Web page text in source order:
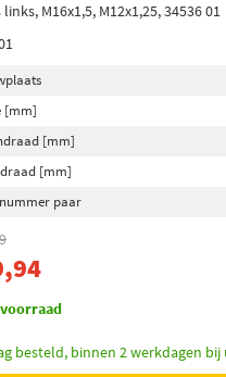
M16x1,5, M12x1,25, 34536 01
[mm]
[mm]
[mm]
paar
besteld, binnen 2 werkdagen bij